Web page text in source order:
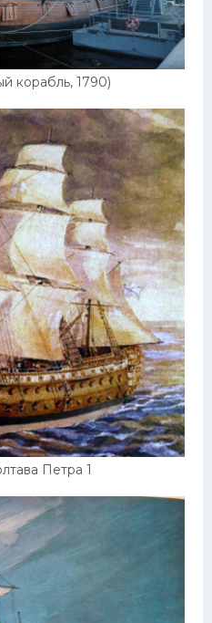
корабль, 1790)
Петра 1